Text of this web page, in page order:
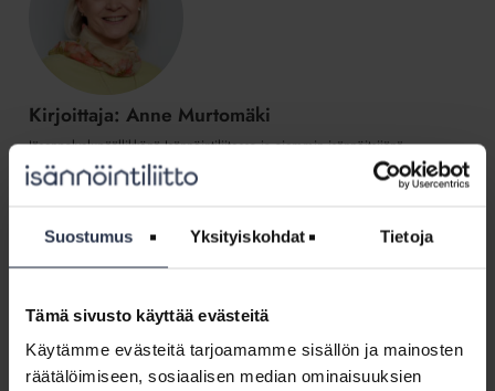
Suostumus Yksityiskohdat Tietoja
Tämä sivusto käyttää evästeitä
Käytämme evästeitä tarjoamamme sisällön ja mainosten
räätälöimiseen, sosiaalisen median ominaisuuksien
Kirjoittaja: Anne Murtomäki
Jäsenpalvelupäällikkönä Isännöintiliitossa ja aiemmin isännöitsijänä
toimineena seuraan isännöinnin arkea, asumista ja yhteiskunnallisia ilmiöitä.
Sydäntä lähellä ovat myös isännöitsijän ja hallituksen välinen yhteistyö,
Katso kaikki artikkelit kirjoittajalta Anne Murtomäki
3 kommenttia